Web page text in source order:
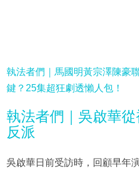
執法者們｜馬國明黃宗澤陳豪
鍵？25集超狂劇透懶人包！
執法者們｜吳啟華
反派
吳啟華日前受訪時，回顧早年